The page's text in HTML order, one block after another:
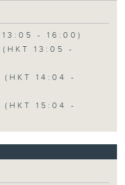
- 16:00)
(HKT 13:05 -
(HKT 14:04 -
(HKT 15:04 -